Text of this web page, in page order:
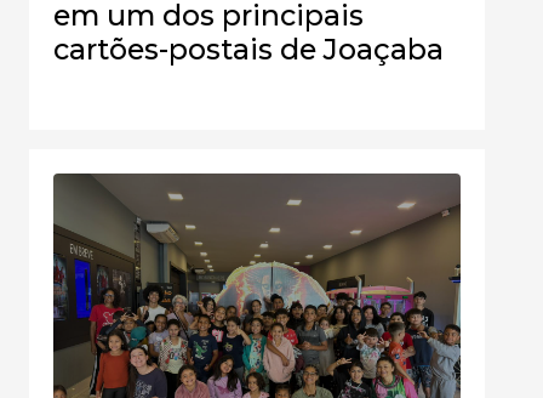
em um dos principais
cartões-postais de Joaçaba